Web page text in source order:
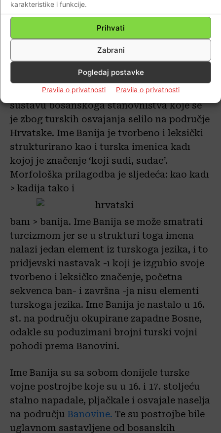
karakteristike i funkcije.
Prihvati
Zabrani
Pogledaj postavke
Pravila o privatnosti Pravila o privatnosti
hercegovina > Hercegovina.
Ime Banija je motivirano turskom
sintagmom banı devlet kojoj je značenje
‘banova zemlja (državina)’. Nakon elizije
imenice devlet poimeničeni indeklinabilni
pridjev banı je bio prilagođen jezičnomu
sustavu bosanskoga stanovništva koje se
je zbog turskih osvajanja selilo na područje
Hrvatske. Ime Banija je tvorbeno i leksički
strukturirano kao i turska imenica kadı
kojoj je značenje ‘koji sudi, sudac’.
Morfološka prilagodba je sljedeća: kao kadı
> kadija tako i
banı > banija. Ime Banija se može smatrati
turcizmom jer se u strukturi toga imena
nalazi jedan element iz turskoga jezika, i to
pridjevski nastavak -ı koji je izgubio svoje
tvorbeno i leksičko značenje, početna
sekvenca ban- i završna -ja nisu elementi
turskoga jezika. Ime Banija je nastalo u 16.
st. na području okupirane zapadne Bosne,
odakle su poduzimani brojni turski vojni
pohodi prema Banovini.
Ime Banija su sa sobom donijele turske
vojne postrojbe koje su u 16. i 17. stoljeću
stalno napadale, pljačkale i osvajale naselja
na području Banovine. Te su postrojbe bile
uglavnom sastavljene od bosanskih